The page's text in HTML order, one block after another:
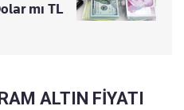
mı TL
ALTIN FİYATI